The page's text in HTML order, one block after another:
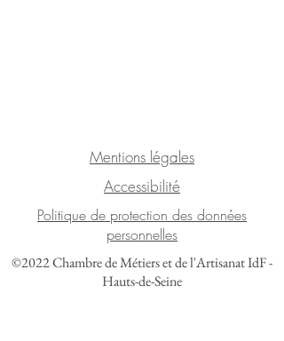
Mentions légales
Accessibilité
Politique de protection des données
personnelles
©2022 Chambre de Métiers et de l'Artisanat IdF -
Hauts-de-Seine